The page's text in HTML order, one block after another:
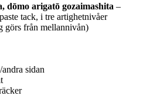
dōmo arigatō gozaimashita –
tack, i tre artighetnivåer
görs från mellannivån)
sidan